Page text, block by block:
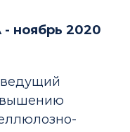
ноябрь 2020